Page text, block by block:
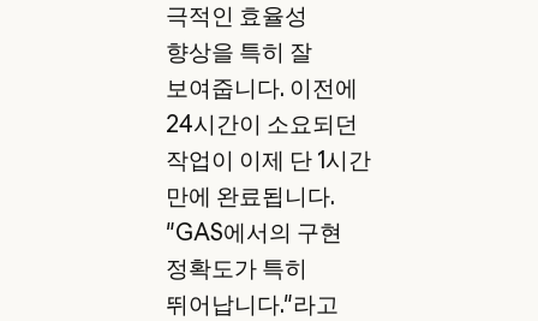
극적인 효율성
향상을 특히 잘
보여줍니다. 이전에
24시간이 소요되던
작업이 이제 단 1시간
만에 완료됩니다.
"GAS에서의 구현
정확도가 특히
뛰어납니다."라고